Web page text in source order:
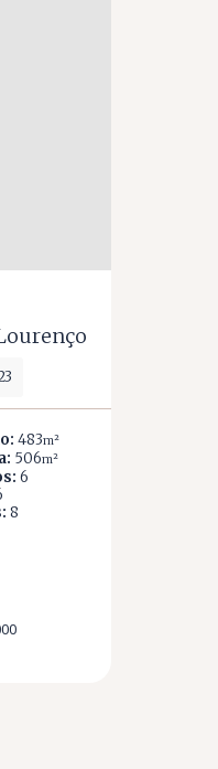
483m²
506m²
6
8